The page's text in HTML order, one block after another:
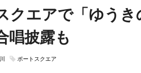
クエアで「ゆう
唱披露も
ポートスクエア